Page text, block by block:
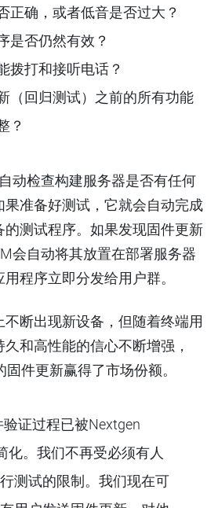
正确，或者低音是否过大？
是否仍然有效？
拨打和接听电话？
（回归测试）之前的所有功能
？
动检查构建服务器是否有任何
准备好测试，它就会自动完成
测试程序。如果发现固件更新
会自动将其放置在部署服务器
程序立即分发给用户群。
断出现新设备，但随着终端用
和高性能的信心不断增强，
件更新赢得了市场份额。
验证过程已被Nextgen
化。我们不再受必须有人
测试的限制。我们现在可